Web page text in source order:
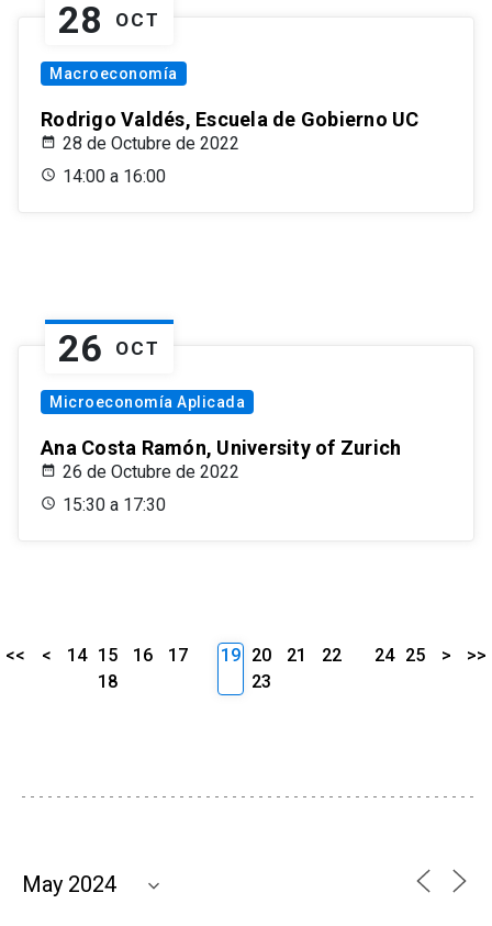
28 OCT
Macroeconomía
Rodrigo Valdés, Escuela de Gobierno UC
28 de Octubre de 2022
14:00 a 16:00
26 OCT
Microeconomía Aplicada
Ana Costa Ramón, University of Zurich
26 de Octubre de 2022
15:30 a 17:30
<< < 14 15 16
17
18
19 20 21
22
23
24 25 > >>